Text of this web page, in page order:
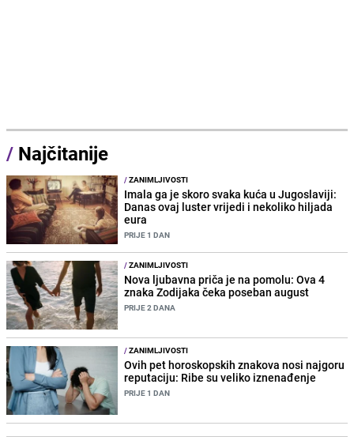
/ Najčitanije
/ZANIMLJIVOSTI
Imala ga je skoro svaka kuća u Jugoslaviji:
Danas ovaj luster vrijedi i nekoliko hiljada
eura
PRIJE 1 DAN
/ZANIMLJIVOSTI
Nova ljubavna priča je na pomolu: Ova 4
znaka Zodijaka čeka poseban august
PRIJE 2 DANA
/ZANIMLJIVOSTI
Ovih pet horoskopskih znakova nosi najgoru
reputaciju: Ribe su veliko iznenađenje
PRIJE 1 DAN